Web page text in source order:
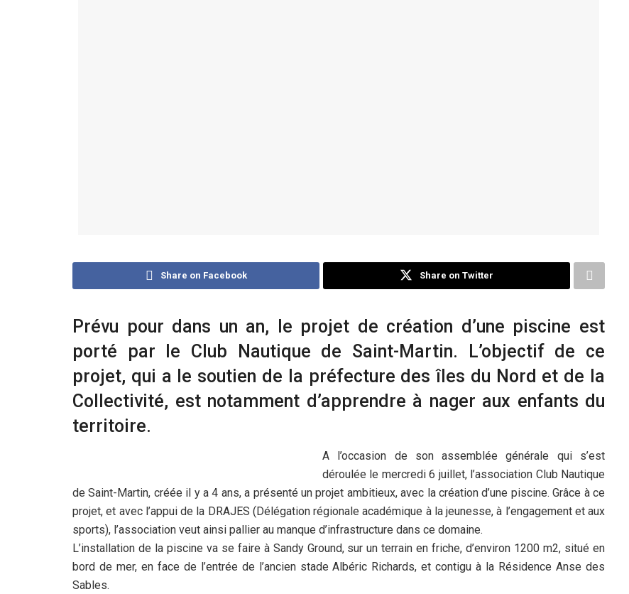
Share on Facebook Share on Twitter
Prévu pour dans un an, le projet de création d’une piscine est
porté par le Club Nautique de Saint-Martin. L’objectif de ce
projet, qui a le soutien de la préfecture des îles du Nord et de la
Collectivité, est notamment d’apprendre à nager aux enfants du
territoire.
A l’occasion de son assemblée générale qui s’est
déroulée le mercredi 6 juillet, l’association Club Nautique
de Saint-Martin, créée il y a 4 ans, a présenté un projet ambitieux, avec la création d’une piscine. Grâce à ce
projet, et avec l’appui de la DRAJES (Délégation régionale académique à la jeunesse, à l’engagement et aux
sports), l’association veut ainsi pallier au manque d’infrastructure dans ce domaine.
L’installation de la piscine va se faire à Sandy Ground, sur un terrain en friche, d’environ 1200 m2, situé en
bord de mer, en face de l’entrée de l’ancien stade Albéric Richards, et contigu à la Résidence Anse des
Sables.